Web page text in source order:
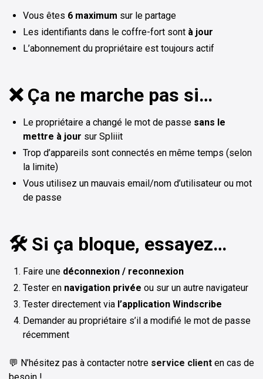
Vous êtes 6 maximum sur le partage
Les identifiants dans le coffre-fort sont à jour
L’abonnement du propriétaire est toujours actif
❌ Ça ne marche pas si…
Le propriétaire a changé le mot de passe sans le
mettre à jour sur Spliiit
Trop d’appareils sont connectés en même temps (selon
la limite)
Vous utilisez un mauvais email/nom d’utilisateur ou mot
de passe
🛠️ Si ça bloque, essayez…
Faire une déconnexion / reconnexion
Tester en navigation privée ou sur un autre navigateur
Tester directement via l’application Windscribe
Demander au propriétaire s’il a modifié le mot de passe
récemment
💬 N’hésitez pas à contacter notre service client en cas de
besoin !